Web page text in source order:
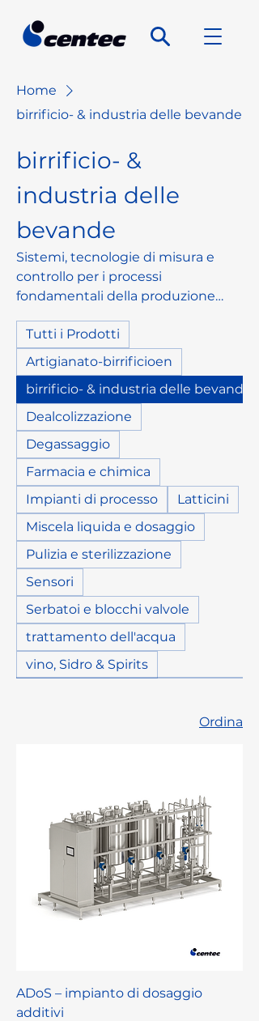
Home
birrificio- & industria delle bevande
birrificio- &
industria delle
bevande
Sistemi, tecnologie di misura e
controllo per i processi
fondamentali della produzione
e sistemi per la nuova costruzione,
aggiornamento o funzionamento
in corso con un focus sulla stabilità
e la disponibilità.
Tutti i Prodotti
Artigianato-birrificioen
birrificio- & industria delle bevande
Dealcolizzazione
Degassaggio
Farmacia e chimica
Impianti di processo
Latticini
Miscela liquida e dosaggio
Pulizia e sterilizzazione
Sensori
Serbatoi e blocchi valvole
trattamento dell'acqua
vino, Sidro & Spirits
Ordina
ADoS – impianto di dosaggio
additivi